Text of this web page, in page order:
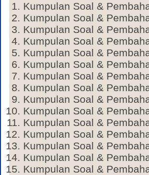
Kumpulan Soal &
Kumpulan Soal &
Kumpulan Soal &
Kumpulan Soal &
Kumpulan Soal &
Kumpulan Soal &
Kumpulan Soal &
Kumpulan Soal &
Kumpulan Soal &
Kumpulan Soal &
Kumpulan Soal &
Kumpulan Soal &
Kumpulan Soal &
Kumpulan Soal &
Kumpulan Soal &